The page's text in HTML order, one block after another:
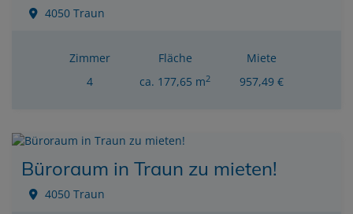
4050 Traun
Zimmer
4
Fläche
ca. 177,65 m2
Miete
957,49 €
Büroraum in Traun zu mieten!
4050 Traun